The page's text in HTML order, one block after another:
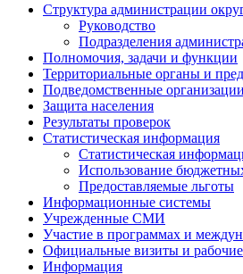
Структура администрации
Руководство
Подразделения
Полномочия, задачи и функции
Территориальные органы и
Подведомственные организации
Защита населения
Результаты проверок
Статистическая информация
Статистическая
Использование
Предоставляемые льготы
Информационные системы
Учрежденные СМИ
Участие в программах и
Официальные визиты и рабочие
Информация